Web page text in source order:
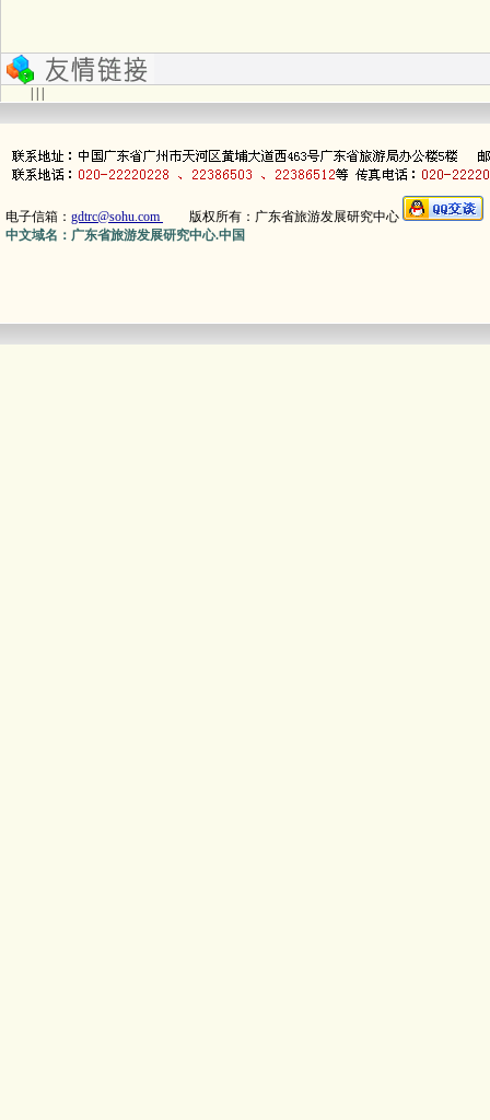
电子信箱： gdtrc@sohu.com 版权所有：广东省旅游发展研究中心
中文域名：广东省旅游发展研究中心.中国